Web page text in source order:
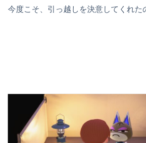
今度こそ、引っ越しを決意してくれた